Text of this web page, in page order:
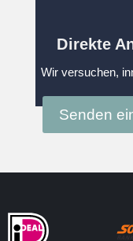
Direkte
Wir versuchen,
Senden